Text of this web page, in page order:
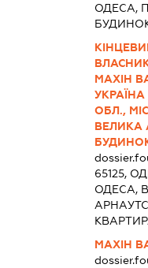
ОДЕСА,
МАХІН
УКРАЇНА
ОБЛ.,
ВЕЛИКА
65125,
ОДЕСА,
МАХІН